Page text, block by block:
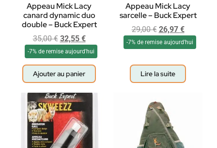
Appeau Mick Lacy
canard dynamic duo
double – Buck Expert
35,00€ 32,55 €
-7% de remise aujourd'hui
Ajouter au panier
Appeau Mick Lacy
sarcelle – Buck Expert
29,00€ 26,97 €
-7% de remise aujourd'hui
Lire la suite